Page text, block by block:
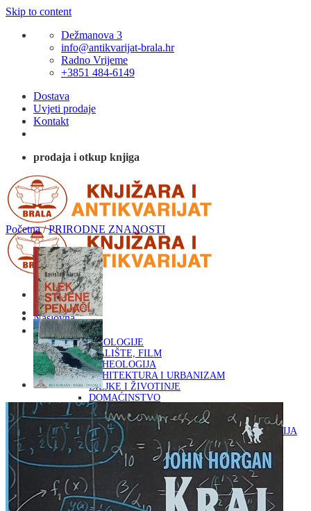
Skip to content
Dežmanova 3
info@antikvarijat-brala.hr
Radno Vrijeme
+3851 484-6149
Dostava
Uvjeti prodaje
Kontakt
prodaja i otkup knjiga
Naslovna
KNJIGE
OD ARHEOLOGIJE
DO KAZALIŠTE, FILM
ARHEOLOGIJA
ARHITEKTURA I URBANIZAM
BILJKE I ŽIVOTINJE
DOMAĆINSTVO
ENCIKLOPEDIJE I LEKSIKONI
ETNOLOGIJA
FILOZOFIJA, SOCIOLOGIJA, ANTROPOLOGIJA
FOTOGRAFIJA
GLAZBENA UMJETNOST
KAZALIŠTE, FILM
OD KNJIŽEVNOST
DO RELIGIJA
KNJIŽEVNOST
LIKOVNA UMJETNOST
Početna / PRIRODNE ZNANOSTI